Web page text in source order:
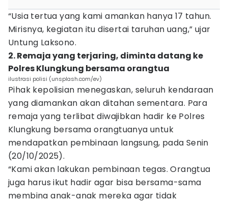
“Usia tertua yang kami amankan hanya 17 tahun.
Mirisnya, kegiatan itu disertai taruhan uang,” ujar
Untung Laksono.
2. Remaja yang terjaring, diminta datang ke
Polres Klungkung bersama orangtua
ilustrasi polisi (unsplash.com/ev)
Pihak kepolisian menegaskan, seluruh kendaraan
yang diamankan akan ditahan sementara. Para
remaja yang terlibat diwajibkan hadir ke Polres
Klungkung bersama orangtuanya untuk
mendapatkan pembinaan langsung, pada Senin
(20/10/2025).
“Kami akan lakukan pembinaan tegas. Orangtua
juga harus ikut hadir agar bisa bersama-sama
membina anak-anak mereka agar tidak